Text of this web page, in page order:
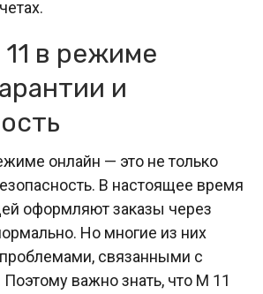
в режиме
и
онлайн — это не только
В настоящее время
оформляют заказы через
Но многие из них
связанными с
Поэтому важно знать, что М 11